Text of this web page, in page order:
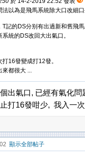
法以為是飛馬系統除大口改細口
T記的DS分别有出過新和舊飛馬
系統的DS改回大出氣口。
打16發變成打12發。
來都很大 ...
出氣口, 已經有氣化問
打16發咁少, 我入一
顯示全部帖子